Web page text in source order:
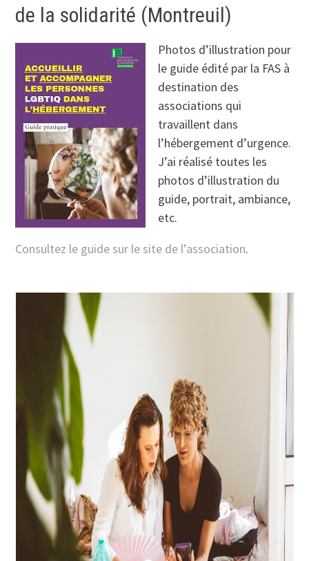
de la solidarité (Montreuil)
Photos d’illustration pour
le guide édité par la FAS à
destination des
associations qui
travaillent dans
l’hébergement d’urgence.
J’ai réalisé toutes les
photos d’illustration du
guide, portrait, ambiance,
etc.
Consultez le guide sur le site de l’association.